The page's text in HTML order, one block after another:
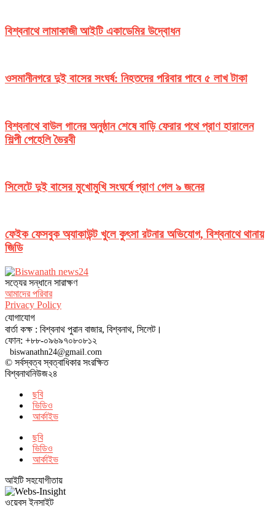
বিশ্বনাথে লামাকাজী আইটি একাডেমির উদ্বোধন
ওসমানীনগরে দুই বাসের সংঘর্ষ: নিহতদের পরিবার পাবে ৫ লাখ টাকা
বিশ্বনাথে বাউল গানের অনুষ্ঠান শেষে বাড়ি ফেরার পথে প্রাণ হারালেন
শিল্পী পেহেলি ভৈরবী
সিলেটে দুই বাসের মুখোমুখি সংঘর্ষে প্রাণ গেল ৯ জনের
ফেইক ফেসবুক অ্যাকাউন্ট খুলে কুৎসা রটনার অভিযোগ, বিশ্বনাথে থানায়
জিডি
সত‌্যের সন্ধানে সারাক্ষণ
আমাদের পরিবার
Privacy Policy
যোগাযোগ
বার্তা কক্ষ : বিশ্বনাথ পুরান বাজার, বিশ্বনাথ, সিলেট।
ফোন: +৮৮-০৯৬৯৭০৮০৮১২
biswanathn24@gmail.com
© সর্বস্বত্ব স্বত্বাধিকার সংরক্ষিত
বিশ্বনাথনিউজ২৪
ছবি
ভিডিও
আর্কাইভ
ছবি
ভিডিও
আর্কাইভ
আইটি সহযোগীতায়
ওয়েবস ইনসাইট